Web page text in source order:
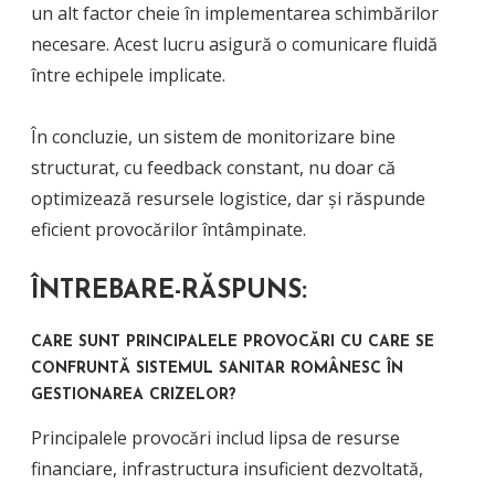
un alt factor cheie în implementarea schimbărilor
necesare. Acest lucru asigură o comunicare fluidă
între echipele implicate.
În concluzie, un sistem de monitorizare bine
structurat, cu feedback constant, nu doar că
optimizează resursele logistice, dar și răspunde
eficient provocărilor întâmpinate.
ÎNTREBARE-RĂSPUNS:
CARE SUNT PRINCIPALELE PROVOCĂRI CU CARE SE
CONFRUNTĂ SISTEMUL SANITAR ROMÂNESC ÎN
GESTIONAREA CRIZELOR?
Principalele provocări includ lipsa de resurse
financiare, infrastructura insuficient dezvoltată,